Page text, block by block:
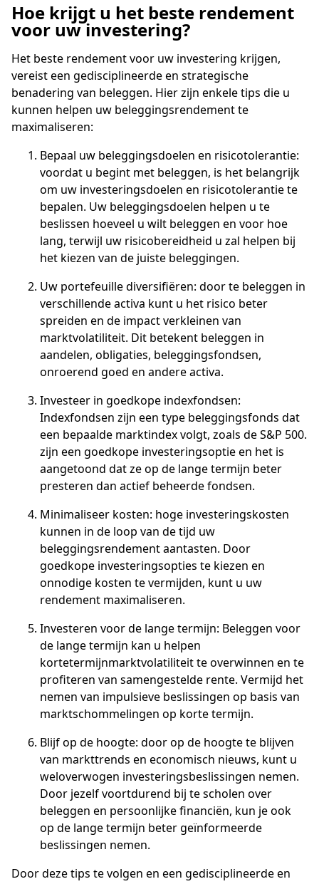
Hoe krijgt u het beste rendement
voor uw investering?
Het beste rendement voor uw investering krijgen,
vereist een gedisciplineerde en strategische
benadering van beleggen. Hier zijn enkele tips die u
kunnen helpen uw beleggingsrendement te
maximaliseren:
Bepaal uw beleggingsdoelen en risicotolerantie:
voordat u begint met beleggen, is het belangrijk
om uw investeringsdoelen en risicotolerantie te
bepalen. Uw beleggingsdoelen helpen u te
beslissen hoeveel u wilt beleggen en voor hoe
lang, terwijl uw risicobereidheid u zal helpen bij
het kiezen van de juiste beleggingen.
Uw portefeuille diversifiëren: door te beleggen in
verschillende activa kunt u het risico beter
spreiden en de impact verkleinen van
marktvolatiliteit. Dit betekent beleggen in
aandelen, obligaties, beleggingsfondsen,
onroerend goed en andere activa.
Investeer in goedkope indexfondsen:
Indexfondsen zijn een type beleggingsfonds dat
een bepaalde marktindex volgt, zoals de S&P 500.
zijn een goedkope investeringsoptie en het is
aangetoond dat ze op de lange termijn beter
presteren dan actief beheerde fondsen.
Minimaliseer kosten: hoge investeringskosten
kunnen in de loop van de tijd uw
beleggingsrendement aantasten. Door
goedkope investeringsopties te kiezen en
onnodige kosten te vermijden, kunt u uw
rendement maximaliseren.
Investeren voor de lange termijn: Beleggen voor
de lange termijn kan u helpen
kortetermijnmarktvolatiliteit te overwinnen en te
profiteren van samengestelde rente. Vermijd het
nemen van impulsieve beslissingen op basis van
marktschommelingen op korte termijn.
Blijf op de hoogte: door op de hoogte te blijven
van markttrends en economisch nieuws, kunt u
weloverwogen investeringsbeslissingen nemen.
Door jezelf voortdurend bij te scholen over
beleggen en persoonlijke financiën, kun je ook
op de lange termijn beter geïnformeerde
beslissingen nemen.
Door deze tips te volgen en een gedisciplineerde en